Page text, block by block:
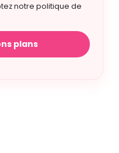
notre politique de